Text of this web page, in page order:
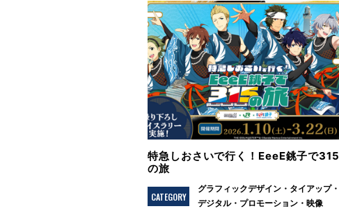
特急しおさいで行く！EeeE銚子で315
の旅
CATEGORY
グラフィックデザイン
タイアップ
デジタル
プロモーション 映像